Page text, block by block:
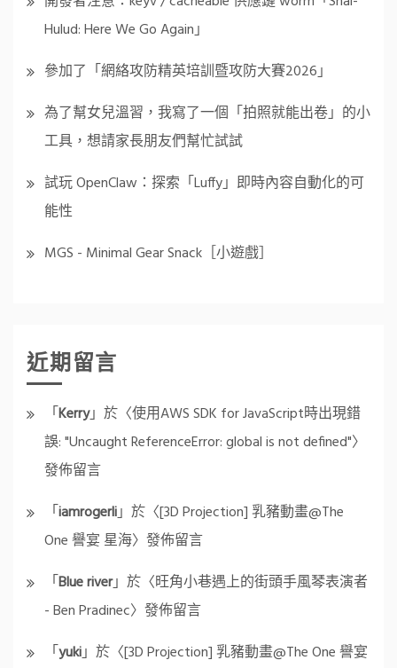
Hulud: Here We Go Again」
參加了「網絡攻防精英培訓暨攻防大賽2026」
為了幫女兒溫習，我寫了一個「拍照就能出卷」的小
工具，想請家長朋友們幫忙試試
試玩 OpenClaw：探索「Luffy」即時內容自動化的可
能性
MGS - Minimal Gear Snack［小遊戲］
近期留言
「Kerry」於〈使用AWS SDK for JavaScript時出現錯
誤: "Uncaught ReferenceError: global is not defined"〉
發佈留言
「iamrogerli」於〈[3D Projection] 乳豬動畫@The
One 譽宴 星海〉發佈留言
「Blue river」於〈旺角小巷遇上的街頭手風琴表演者
- Ben Pradinec〉發佈留言
「yuki」於〈[3D Projection] 乳豬動畫@The One 譽宴